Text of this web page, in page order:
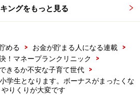
とも公立を希望しています。大
系と漠然と考えています。
ングをもっと見る
める > お金が貯まる人になる連載
>
！マネープランクリニック
>
きるか不安な子育て世代
>
学生となります。ボーナスがまったくな
やりくりが大変です